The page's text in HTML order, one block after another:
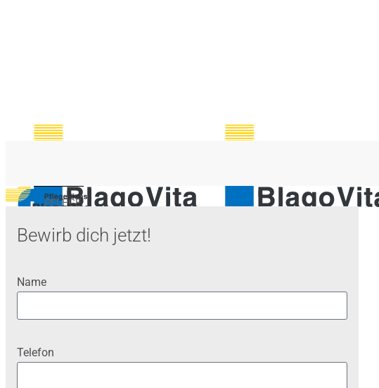
PFLEGE
PFLEGEBERATUNG
KONTAKT
Bewirb dich jetzt!
Name
Telefon